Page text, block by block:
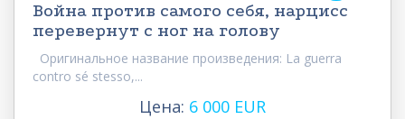
Война против самого себя, нарцисс
перевернут с ног на голову
Оригинальное название произведения: La guerra
contro sé stesso,...
Цена: 6 000 EUR